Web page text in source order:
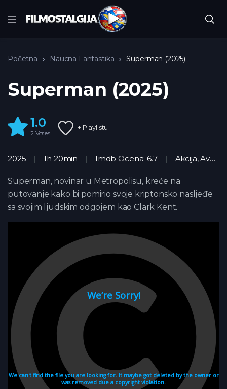
Početna Naucna Fantastika Superman (2025)
Superman (2025)
1.0
2Votes
+ Playlistu
2025 1h 20min Imdb Ocena: 6.7 Akcija,Avantura
Superman, novinar u Metropolisu, kreće na
putovanje kako bi pomirio svoje kriptonsko nasljeđe
sa svojim ljudskim odgojem kao Clark Kent.